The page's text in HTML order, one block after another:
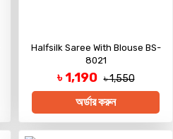
Halfsilk Saree With Blouse BS-
8021
৳ 1,190 ৳ 1,550
অর্ডার করুন